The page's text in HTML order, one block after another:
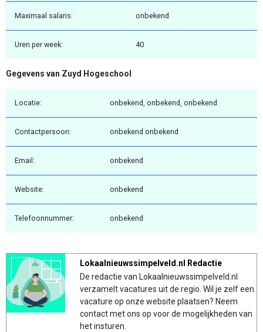
Maximaal salaris: onbekend
Uren per week: 40
Gegevens van Zuyd Hogeschool
Locatie: onbekend, onbekend, onbekend
Contactpersoon: onbekend onbekend
Email: onbekend
Website: onbekend
Telefoonnummer: onbekend
Lokaalnieuwssimpelveld.nl Redactie
De redactie van Lokaalnieuwssimpelveld.nl
verzamelt vacatures uit de regio. Wil je zelf een
vacature op onze website plaatsen? Neem
contact met ons op voor de mogelijkheden van
het insturen.